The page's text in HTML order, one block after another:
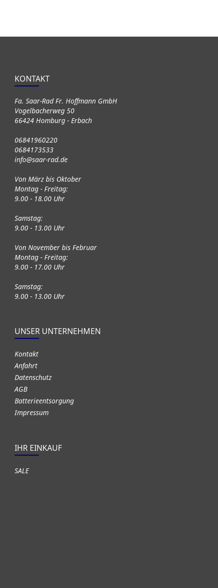
KONTAKT
Fa. Saar-Rad Fr. Hoffmann GmbH
Vogelbacherweg 50
66424 Homburg - Erbach
06841960220
0684173533
info@saar-rad.de
Von März bis Oktober
Montag - Freitag:
9.00 - 18.00 Uhr
Samstag:
9.00 - 13.00 Uhr
Von November bis Februar
Montag - Freitag:
9.00 - 17.00 Uhr
Samstag:
9.00 - 13.00 Uhr
UNSER UNTERNEHMEN
Kontakt
Anfahrt
Datenschutz
AGB
Batterieentsorgung
Impressum
IHR EINKAUF
SALE